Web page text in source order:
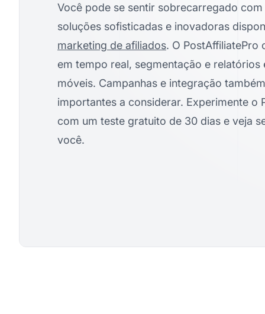
Você pode se sentir sobrecarregado
soluções sofisticadas e inovadoras
marketing de afiliados. O PostAffiliatePro
em tempo real, segmentação e relatórios
móveis. Campanhas e integração
importantes a considerar. Experimente o
com um teste gratuito de 30 dias e veja
você.